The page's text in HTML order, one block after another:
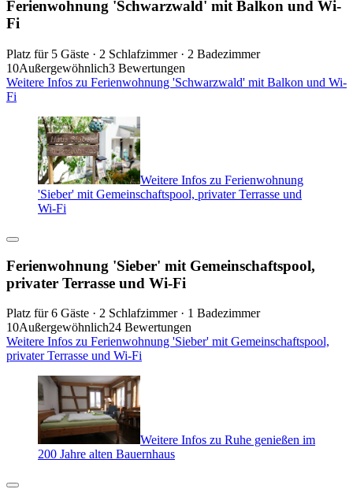
Ferienwohnung 'Schwarzwald' mit Balkon und Wi-
Fi
Platz für 5 Gäste · 2 Schlafzimmer · 2 Badezimmer
10Außergewöhnlich3 Bewertungen
Weitere Infos zu Ferienwohnung 'Schwarzwald' mit Balkon und Wi-
Fi
Weitere Infos zu Ferienwohnung
'Sieber' mit Gemeinschaftspool, privater Terrasse und
Wi-Fi
Ferienwohnung 'Sieber' mit Gemeinschaftspool,
privater Terrasse und Wi-Fi
Platz für 6 Gäste · 2 Schlafzimmer · 1 Badezimmer
10Außergewöhnlich24 Bewertungen
Weitere Infos zu Ferienwohnung 'Sieber' mit Gemeinschaftspool,
privater Terrasse und Wi-Fi
Weitere Infos zu Ruhe genießen im
200 Jahre alten Bauernhaus